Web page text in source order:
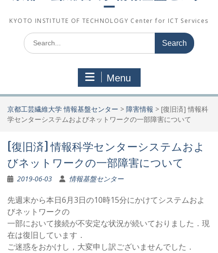
ー
KYOTO INSTITUTE OF TECHNOLOGY Center for ICT Services
Search
for:
Menu
京都工芸繊維大学 情報基盤センター > 障害情報 > [復旧済] 情報科
学センターシステムおよびネットワークの一部障害について
[復旧済] 情報科学センターシステムおよ
びネットワークの一部障害について
2019-06-03 情報基盤センター
先週末から本日6月3日の10時15分にかけてシステムおよ
びネットワークの
一部において接続が不安定な状況が続いておりました．現
在は復旧しています．
ご迷惑をおかけし，大変申し訳ございませんでした．